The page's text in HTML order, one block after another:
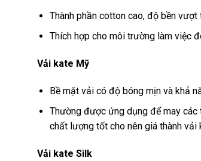
Thành phần cotton cao, độ bền vượt
Thích hợp cho môi trường làm việc
Vải kate Mỹ
Bề mặt vải có độ bóng mịn và khả
Thường được ứng dụng để may các
chất lượng tốt cho nên giá thành vải
Vải kate Silk